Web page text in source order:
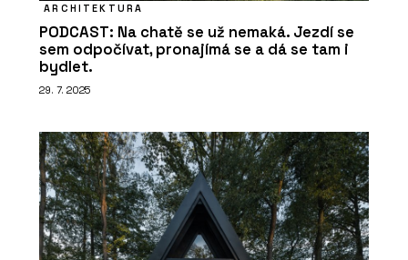
ARCHITEKTURA
PODCAST: Na chatě se už nemaká. Jezdí se
sem odpočívat, pronajímá se a dá se tam i
bydlet.
29. 7. 2025